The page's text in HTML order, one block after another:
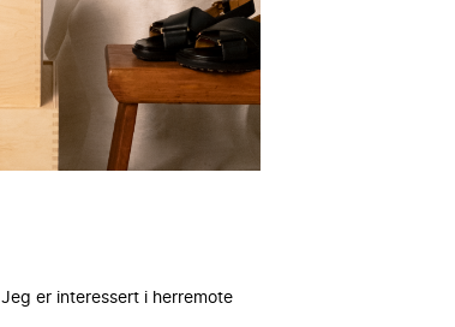
Jeg er interessert i herremote